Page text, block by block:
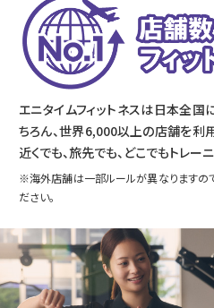
エニタイムフィットネスは日本全
ちろん、世界6,000以上の店舗を利
近くでも、旅先でも、どこでもトレーニ
※海外店舗は一部ルールが異なりますの
ださい。